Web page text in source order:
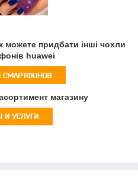
можете придбати інші чохли
huawei
магазину